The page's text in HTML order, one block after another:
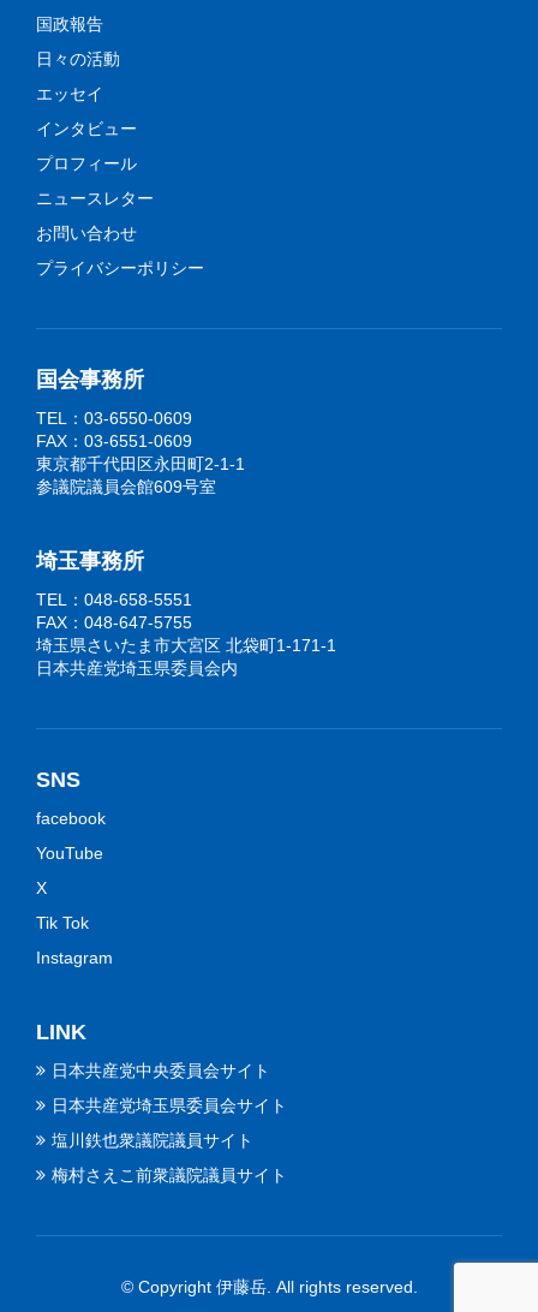
国政報告
日々の活動
エッセイ
インタビュー
プロフィール
ニュースレター
お問い合わせ
プライバシーポリシー
国会事務所
TEL：03-6550-0609
FAX：03-6551-0609
東京都千代田区永田町2-1-1
参議院議員会館609号室
埼玉事務所
TEL：048-658-5551
FAX：048-647-5755
埼玉県さいたま市大宮区 北袋町1-171-1
日本共産党埼玉県委員会内
SNS
facebook
YouTube
X
Tik Tok
Instagram
LINK
日本共産党中央委員会サイト
日本共産党埼玉県委員会サイト
塩川鉄也衆議院議員サイト
梅村さえこ前衆議院議員サイト
© Copyright 伊藤岳. All rights reserved.